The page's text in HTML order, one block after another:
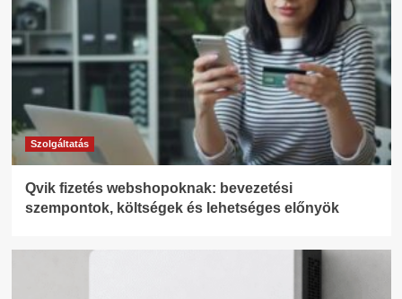
Szolgáltatás
Qvik fizetés webshopoknak: bevezetési
szempontok, költségek és lehetséges előnyök